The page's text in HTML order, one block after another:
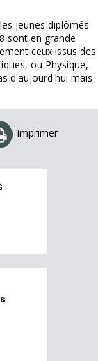
jeunes diplômés
sont en grande
ceux issus des
ou Physique,
d'aujourd'hui mais
Imprimer